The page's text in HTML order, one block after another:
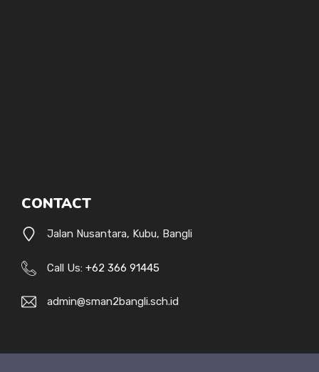
CONTACT
Jalan Nusantara, Kubu, Bangli
Call Us: +62 366 91445
admin@sman2bangli.sch.id